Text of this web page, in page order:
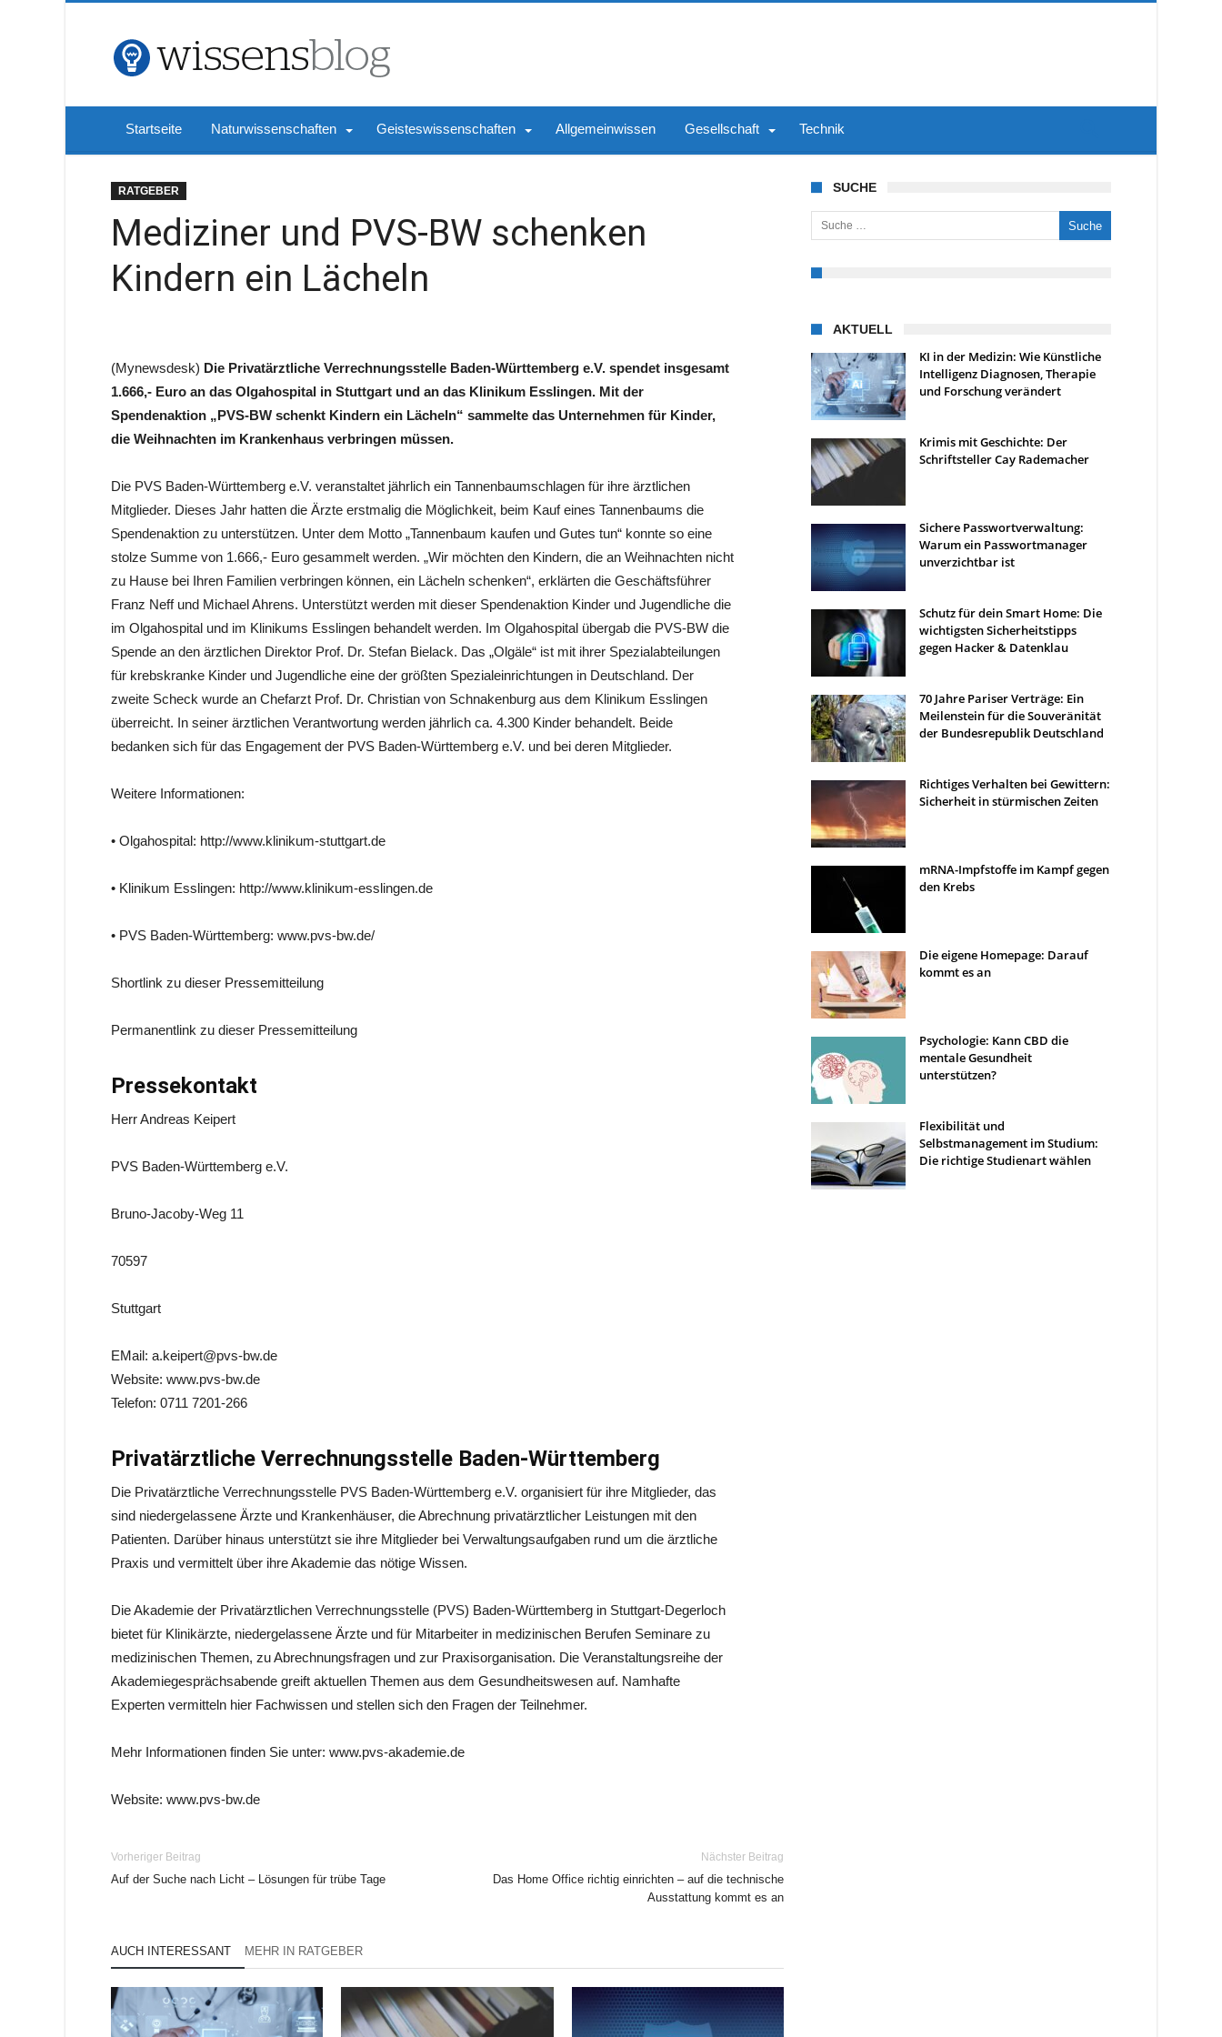
Startseite Naturwissenschaften Geisteswissenschaften Allgemeinwissen Gesellschaft Technik
RATGEBER
Mediziner und PVS-BW schenken
Kindern ein Lächeln
(Mynewsdesk) Die Privatärztliche Verrechnungsstelle Baden-Württemberg e.V. spendet insgesamt
1.666,- Euro an das Olgahospital in Stuttgart und an das Klinikum Esslingen. Mit der
Spendenaktion „PVS-BW schenkt Kindern ein Lächeln“ sammelte das Unternehmen für Kinder,
die Weihnachten im Krankenhaus verbringen müssen.
Die PVS Baden-Württemberg e.V. veranstaltet jährlich ein Tannenbaumschlagen für ihre ärztlichen
Mitglieder. Dieses Jahr hatten die Ärzte erstmalig die Möglichkeit, beim Kauf eines Tannenbaums die
Spendenaktion zu unterstützen. Unter dem Motto „Tannenbaum kaufen und Gutes tun“ konnte so eine
stolze Summe von 1.666,- Euro gesammelt werden. „Wir möchten den Kindern, die an Weihnachten nicht
zu Hause bei Ihren Familien verbringen können, ein Lächeln schenken“, erklärten die Geschäftsführer
Franz Neff und Michael Ahrens. Unterstützt werden mit dieser Spendenaktion Kinder und Jugendliche die
im Olgahospital und im Klinikums Esslingen behandelt werden. Im Olgahospital übergab die PVS-BW die
Spende an den ärztlichen Direktor Prof. Dr. Stefan Bielack. Das „Olgäle“ ist mit ihrer Spezialabteilungen
für krebskranke Kinder und Jugendliche eine der größten Spezialeinrichtungen in Deutschland. Der
zweite Scheck wurde an Chefarzt Prof. Dr. Christian von Schnakenburg aus dem Klinikum Esslingen
überreicht. In seiner ärztlichen Verantwortung werden jährlich ca. 4.300 Kinder behandelt. Beide
bedanken sich für das Engagement der PVS Baden-Württemberg e.V. und bei deren Mitglieder.
Weitere Informationen:
• Olgahospital: http://www.klinikum-stuttgart.de
• Klinikum Esslingen: http://www.klinikum-esslingen.de
• PVS Baden-Württemberg: www.pvs-bw.de/
Shortlink zu dieser Pressemitteilung
Permanentlink zu dieser Pressemitteilung
Pressekontakt
Herr Andreas Keipert
PVS Baden-Württemberg e.V.
Bruno-Jacoby-Weg 11
70597
Stuttgart
EMail: a.keipert@pvs-bw.de
Website: www.pvs-bw.de
Telefon: 0711 7201-266
Privatärztliche Verrechnungsstelle Baden-Württemberg
Die Privatärztliche Verrechnungsstelle PVS Baden-Württemberg e.V. organisiert für ihre Mitglieder, das
sind niedergelassene Ärzte und Krankenhäuser, die Abrechnung privatärztlicher Leistungen mit den
Patienten. Darüber hinaus unterstützt sie ihre Mitglieder bei Verwaltungsaufgaben rund um die ärztliche
Praxis und vermittelt über ihre Akademie das nötige Wissen.
Die Akademie der Privatärztlichen Verrechnungsstelle (PVS) Baden-Württemberg in Stuttgart-Degerloch
bietet für Klinikärzte, niedergelassene Ärzte und für Mitarbeiter in medizinischen Berufen Seminare zu
medizinischen Themen, zu Abrechnungsfragen und zur Praxisorganisation. Die Veranstaltungsreihe der
Akademiegesprächsabende greift aktuellen Themen aus dem Gesundheitswesen auf. Namhafte
Experten vermitteln hier Fachwissen und stellen sich den Fragen der Teilnehmer.
Mehr Informationen finden Sie unter: www.pvs-akademie.de
Website: www.pvs-bw.de
Vorheriger Beitrag
Auf der Suche nach Licht – Lösungen für trübe Tage
Nächster Beitrag
Das Home Office richtig einrichten – auf die technische
Ausstattung kommt es an
AUCH INTERESSANT MEHR IN RATGEBER
SUCHE
Suche nach:
AKTUELL
KI in der Medizin: Wie Künstliche
Intelligenz Diagnosen, Therapie
und Forschung verändert
Krimis mit Geschichte: Der
Schriftsteller Cay Rademacher
Sichere Passwortverwaltung:
Warum ein Passwortmanager
unverzichtbar ist
Schutz für dein Smart Home: Die
wichtigsten Sicherheitstipps
gegen Hacker & Datenklau
70 Jahre Pariser Verträge: Ein
Meilenstein für die Souveränität
der Bundesrepublik Deutschland
Richtiges Verhalten bei Gewittern:
Sicherheit in stürmischen Zeiten
mRNA-Impfstoffe im Kampf gegen
den Krebs
Die eigene Homepage: Darauf
kommt es an
Psychologie: Kann CBD die
mentale Gesundheit
unterstützen?
Flexibilität und
Selbstmanagement im Studium:
Die richtige Studienart wählen